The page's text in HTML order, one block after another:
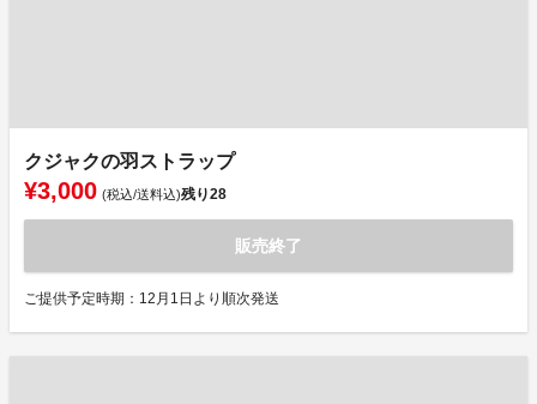
クジャクの羽ストラップ
¥3,000 (税込/送料込)残り28
販売終了
ご提供予定時期：12月1日より順次発送